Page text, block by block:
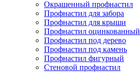
Окрашенный профнастил
Профнастил для забора
Профнастил для крыши
Профнастил оцинкованный
Профнастил под дерево
Профнастил под камень
Профнастил фигурный
Стеновой профнастил